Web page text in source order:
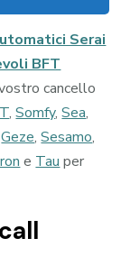
Serai
BFT
cancello
,Somfy,Sea,
Geze,Sesamo,
e Tau per